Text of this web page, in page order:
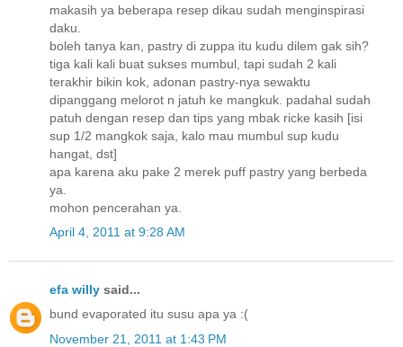
makasih ya beberapa resep dikau sudah menginspirasi
daku.
boleh tanya kan, pastry di zuppa itu kudu dilem gak sih?
tiga kali kali buat sukses mumbul, tapi sudah 2 kali
terakhir bikin kok, adonan pastry-nya sewaktu
dipanggang melorot n jatuh ke mangkuk. padahal sudah
patuh dengan resep dan tips yang mbak ricke kasih [isi
sup 1/2 mangkok saja, kalo mau mumbul sup kudu
hangat, dst]
apa karena aku pake 2 merek puff pastry yang berbeda
ya.
mohon pencerahan ya.
April 4, 2011 at 9:28 AM
efa willy said...
bund evaporated itu susu apa ya :(
November 21, 2011 at 1:43 PM